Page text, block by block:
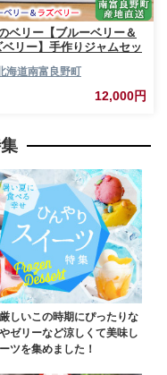
ベリー【ブルーベリー＆
ベリー】手作りジャムセッ
ベリー ブルーベリー ラズ
ー ソース カシス 果実 てん
海道南富良野町
12,000円
しいこの時期にぴったりな
ゼリーなど涼しくて美味し
ツを集めました！